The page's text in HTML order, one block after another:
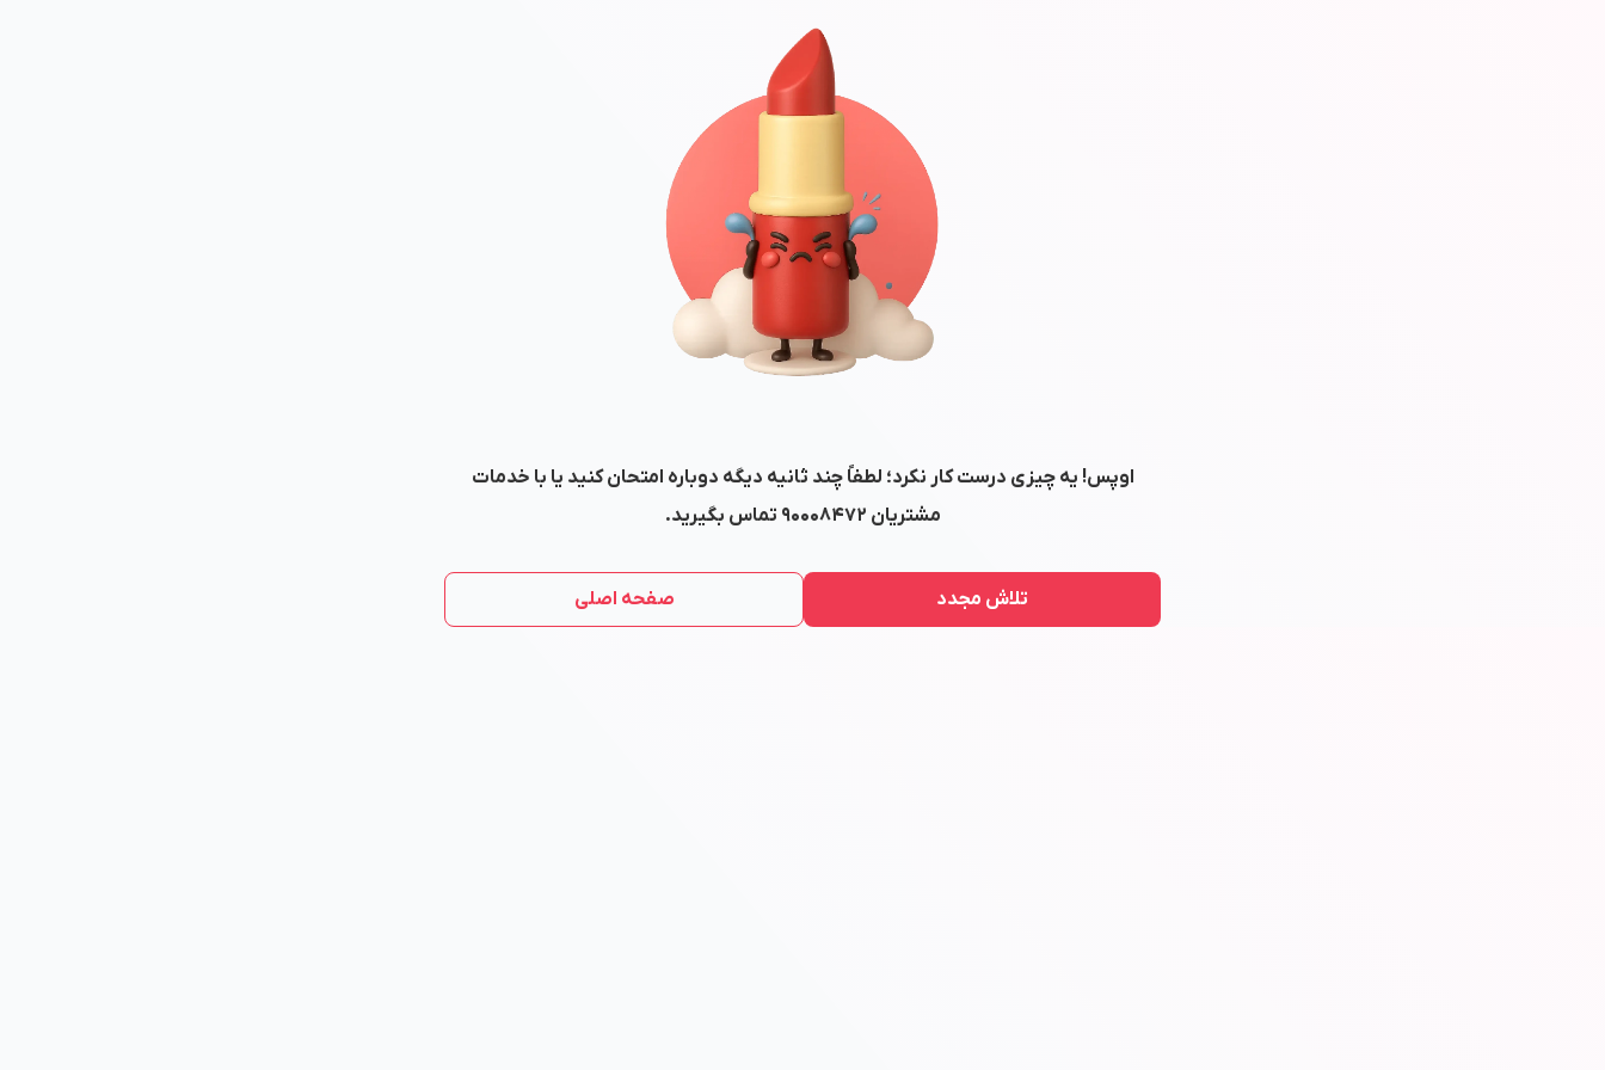
اوپس! یه چیزی درست کار نکرد؛ لطفاً چند ثانیه دیگه دوباره امتحان کنید یا با خدمات
مشتریان ۹۰۰۰۸۴۷۲ تماس بگیرید.
تلاش مجدد صفحه اصلی